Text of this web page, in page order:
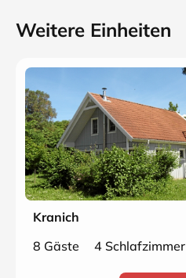
Weitere Einheiten
Kranich
8 Gäste
4 Schlafzimmer